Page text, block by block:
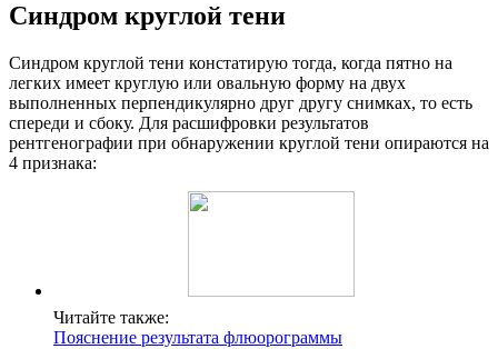
Синдром круглой тени
Синдром круглой тени констатирую тогда, когда пятно на
легких имеет круглую или овальную форму на двух
выполненных перпендикулярно друг другу снимках, то есть
спереди и сбоку. Для расшифровки результатов
рентгенографии при обнаружении круглой тени опираются на
4 признака:
Читайте также:
Пояснение результата флюорограммы